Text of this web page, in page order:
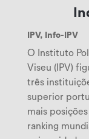
IPV, Info-IPV
O Instituto
Viseu (IPV)
três
superior
mais
ranking